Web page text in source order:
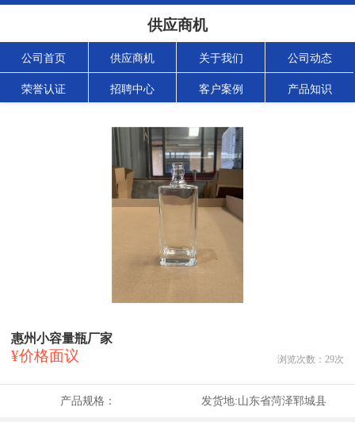
供应商机
公司首页 供应商机 关于我们 公司动态
荣誉认证 招聘中心 客户案例 产品知识
惠州小容量瓶厂家
¥价格面议 浏览次数： 29次
产品规格： 发货地:山东省菏泽郓城县